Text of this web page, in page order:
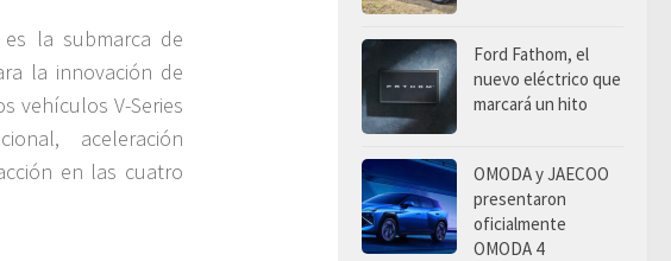
la submarca de
la innovación de
vehículos V-Series
aceleración
en las cuatro
Ford Fathom, el
nuevo eléctrico que
marcará un hito
OMODA y JAECOO
presentaron
oficialmente
OMODA 4